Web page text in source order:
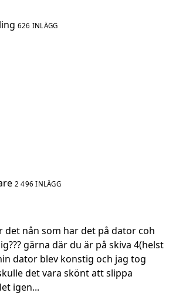
626 INLÄGG
2 496 INLÄGG
det nån som har det på dator coh
gärna där du är på skiva 4(helst
dator blev konstig och jag tog
det vara skönt att slippa
igen...